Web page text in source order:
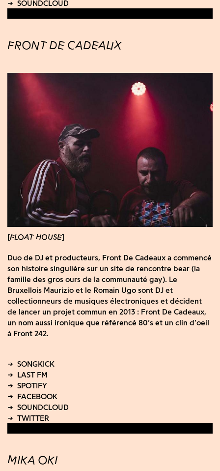
FRONT DE CADEAUX
FLOAT HOUSE
Duo de DJ et producteurs, Front De Cadeaux a commencé
son histoire singulière sur un site de rencontre bear (la
famille des gros ours de la communauté gay). Le
Bruxellois Maurizio et le Romain Ugo sont DJ et
collectionneurs de musiques électroniques et décident
de lancer un projet commun en 2013 : Front De Cadeaux,
un nom aussi ironique que référencé 80’s et un clin d’oeil
à Front 242.
MIKA OKI